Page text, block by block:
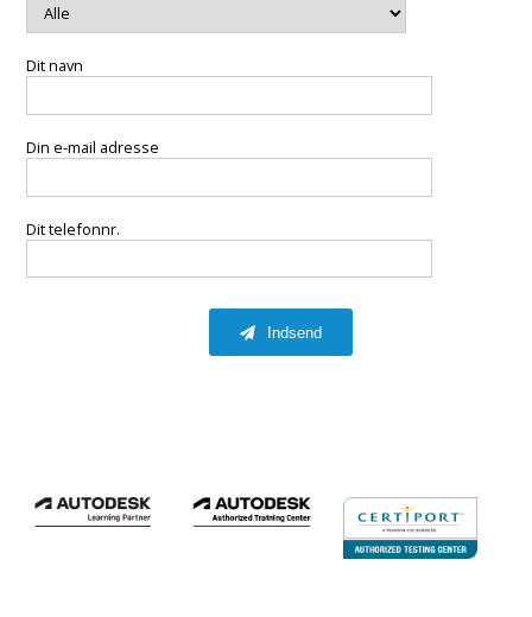
Dit navn
Din e-mail adresse
Dit telefonnr.
Indsend